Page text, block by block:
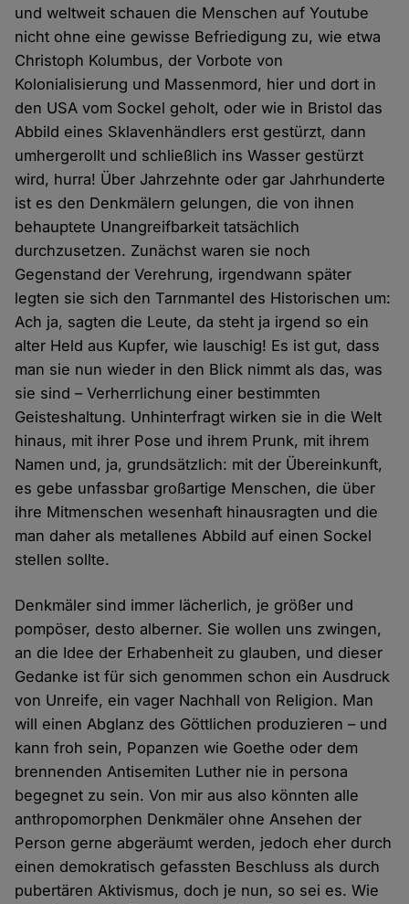
und weltweit schauen die Menschen auf Youtube
nicht ohne eine gewisse Befriedigung zu, wie etwa
Christoph Kolumbus, der Vorbote von
Kolonialisierung und Massenmord, hier und dort in
den USA vom Sockel geholt, oder wie in Bristol das
Abbild eines Sklavenhändlers erst gestürzt, dann
umhergerollt und schließlich ins Wasser gestürzt
wird, hurra! Über Jahrzehnte oder gar Jahrhunderte
ist es den Denkmälern gelungen, die von ihnen
behauptete Unangreifbarkeit tatsächlich
durchzusetzen. Zunächst waren sie noch
Gegenstand der Verehrung, irgendwann später
legten sie sich den Tarnmantel des Historischen um:
Ach ja, sagten die Leute, da steht ja irgend so ein
alter Held aus Kupfer, wie lauschig! Es ist gut, dass
man sie nun wieder in den Blick nimmt als das, was
sie sind – Verherrlichung einer bestimmten
Geisteshaltung. Unhinterfragt wirken sie in die Welt
hinaus, mit ihrer Pose und ihrem Prunk, mit ihrem
Namen und, ja, grundsätzlich: mit der Übereinkunft,
es gebe unfassbar großartige Menschen, die über
ihre Mitmenschen wesenhaft hinausragten und die
man daher als metallenes Abbild auf einen Sockel
stellen sollte.
Denkmäler sind immer lächerlich, je größer und
pompöser, desto alberner. Sie wollen uns zwingen,
an die Idee der Erhabenheit zu glauben, und dieser
Gedanke ist für sich genommen schon ein Ausdruck
von Unreife, ein vager Nachhall von Religion. Man
will einen Abglanz des Göttlichen produzieren – und
kann froh sein, Popanzen wie Goethe oder dem
brennenden Antisemiten Luther nie in persona
begegnet zu sein. Von mir aus also könnten alle
anthropomorphen Denkmäler ohne Ansehen der
Person gerne abgeräumt werden, jedoch eher durch
einen demokratisch gefassten Beschluss als durch
pubertären Aktivismus, doch je nun, so sei es. Wie